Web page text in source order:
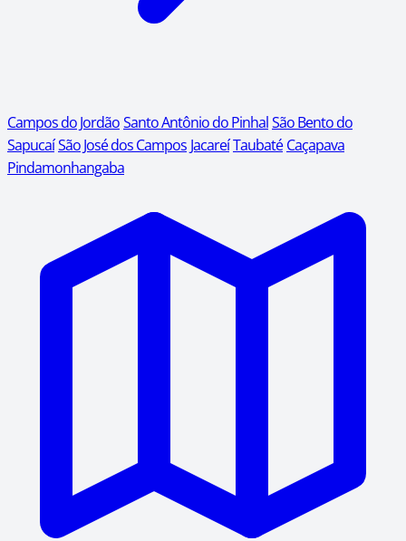
Campos do JordãoSanto Antônio do PinhalSão Bento do
SapucaíSão José dos Campos JacareíTaubaté Caçapava
Pindamonhangaba